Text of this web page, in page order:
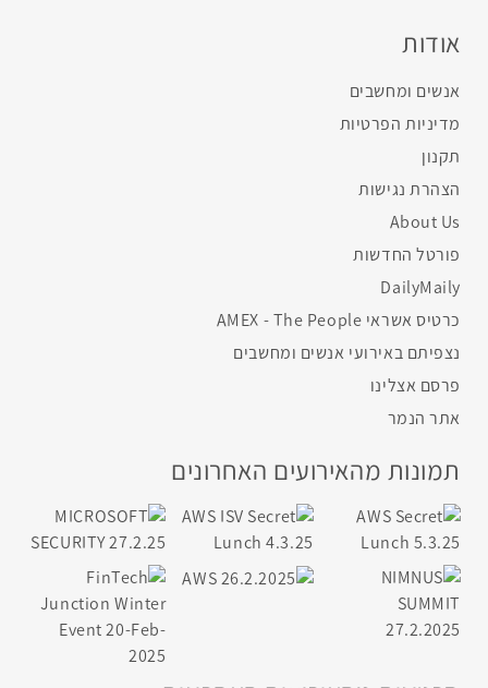
אודות
אנשים ומחשבים
מדיניות הפרטיות
תקנון
הצהרת נגישות
About Us
פורטל החדשות
DailyMaily
כרטיס אשראי AMEX - The People
נצפיתם באירועי אנשים ומחשבים
פרסם אצלינו
אתר הנמר
תמונות מהאירועים האחרונים